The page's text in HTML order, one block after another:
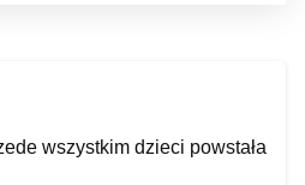
wszystkim dzieci powstała